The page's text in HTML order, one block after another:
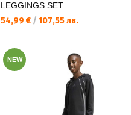
LEGGINGS SET
Текуща цена:
54,99 € / 107,55 лв.
NEW